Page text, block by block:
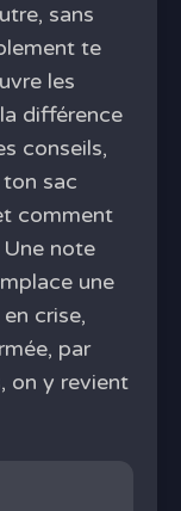
sans
te
les
différence
conseils,
sac
comment
note
une
crise,
par
on y revient